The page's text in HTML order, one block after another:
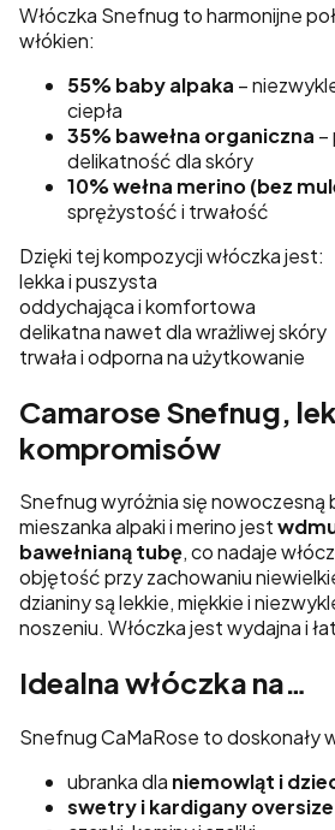
Włóczka Snefnug to harmonijne
włókien:
55% baby alpaka –
ciepła
35% bawełna organiczna –
delikatność dla skóry
10% wełna merino (bez
sprężystość i trwałość
Dzięki tej kompozycji włóczka jest:
lekka i puszysta
oddychająca i komfortowa
delikatna nawet dla wrażliwej skóry
trwała i odporna na użytkowanie
Camarose Snefnug,
kompromisów
Snefnug wyróżnia się nowoczesną
mieszanka alpaki i merino jest
bawełnianą tubę, co nadaje
objętość przy zachowaniu
dzianiny są lekkie, miękkie i
noszeniu. Włóczka jest wydajna i
Idealna włóczka na…
Snefnug CaMaRose to doskonały
ubranka dla niemowląt i
swetry i kardigany oversize